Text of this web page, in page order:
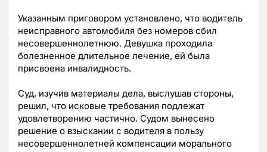
Указанным приговором установлено, что водитель
неисправного автомобиля без номеров сбил
несовершеннолетнюю. Девушка проходила
болезненное длительное лечение, ей была
присвоена инвалидность.
Суд, изучив материалы дела, выслушав стороны,
решил, что исковые требования подлежат
удовлетворению частично. Судом вынесено
решение о взыскании с водителя в пользу
несовершеннолетней компенсации морального